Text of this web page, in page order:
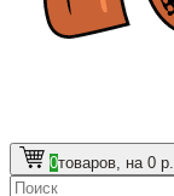
0товаров, на 0 р.